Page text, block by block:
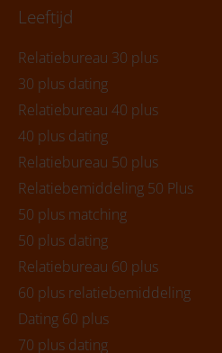
Leeftijd
Relatiebureau 30 plus
30 plus dating
Relatiebureau 40 plus
40 plus dating
Relatiebureau 50 plus
Relatiebemiddeling 50 Plus
50 plus matching
50 plus dating
Relatiebureau 60 plus
60 plus relatiebemiddeling
Dating 60 plus
70 plus dating